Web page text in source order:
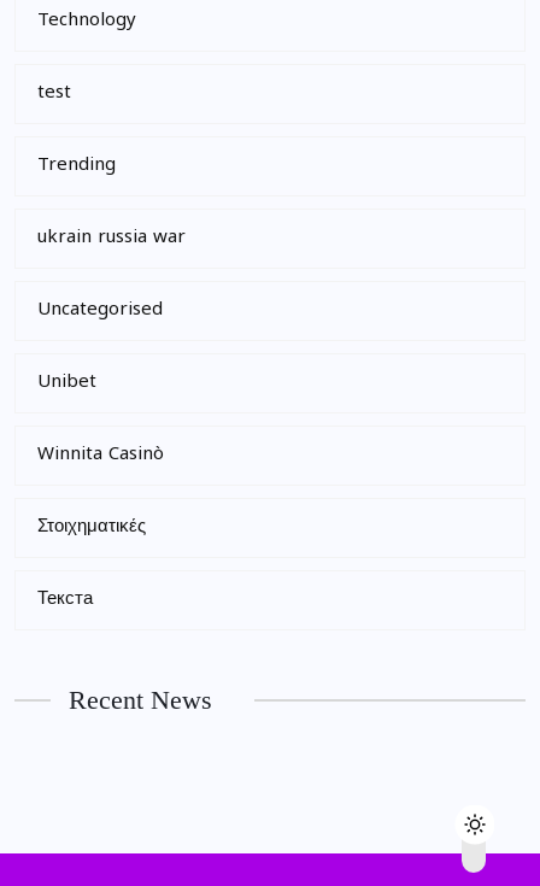
Technology
test
Trending
ukrain russia war
Uncategorised
Unibet
Winnita Casinò
Στοιχηματικές
Текста
Recent News